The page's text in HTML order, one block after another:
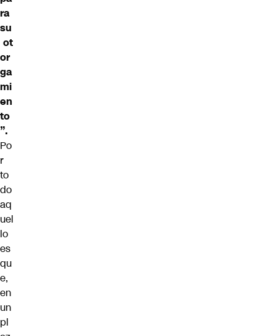
ra
su
ot
or
ga
mi
en
to
”.
Po
r
to
do
aq
uel
lo
es
qu
e,
en
un
pl